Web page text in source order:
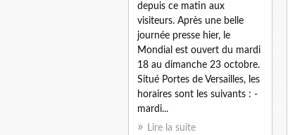
depuis ce matin aux
visiteurs. Après une belle
journée presse hier, le
Mondial est ouvert du mardi
18 au dimanche 23 octobre.
Situé Portes de Versailles, les
horaires sont les suivants : -
mardi...
Lire la suite